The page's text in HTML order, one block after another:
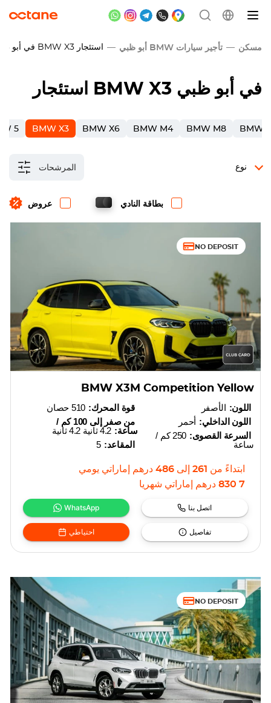
مسكن تأجير سيارات BMW أبو ظبي استئجار BMW X3 في أبو
BMW X3 في أبو ظبي
5 BMW X3 BMW X6 BMW M4 BMW M8 BMW 8
المرشحات
عروض بطاقة النادي
نوع
NO DEPOSIT
BMW X3M Competition Yellow
قوة المحرك: 510 حصان
من صفر إلى 100 كم /
ساعة: 4.2 ثانية 4.2 ثانية
المقاعد: 5
اللون: الأصفر
اللون الداخلي: أحمر
السرعة القصوى:
250 كم /
ساعة
ابتداءً من 261 إلى 486 درهم إماراتي يومي
7 830
درهم إماراتي شهريا
WhatsApp اتصل بنا
احتياطي تفاصيل
NO DEPOSIT